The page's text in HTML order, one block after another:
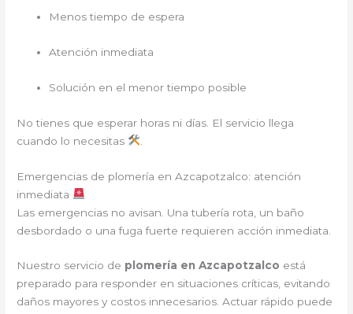
Menos tiempo de espera
Atención inmediata
Solución en el menor tiempo posible
No tienes que esperar horas ni días. El servicio llega
cuando lo necesitas
Emergencias de plomería en Azcapotzalco: atención
inmediata
Las emergencias no avisan. Una tubería rota, un baño
desbordado o una fuga fuerte requieren acción inmediata.
Nuestro servicio de plomería en Azcapotzalco está
preparado para responder en situaciones críticas, evitando
daños mayores y costos innecesarios. Actuar rápido puede